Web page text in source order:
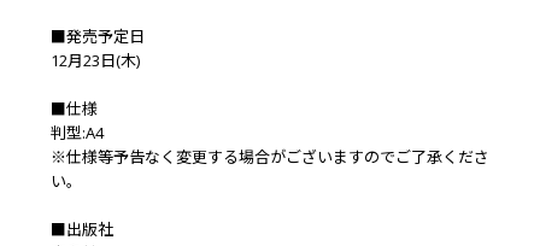
■発売予定日
12月23日(木)
■仕様
判型:A4
※仕様等予告なく変更する場合がございますのでご了承くださ
い。
■出版社